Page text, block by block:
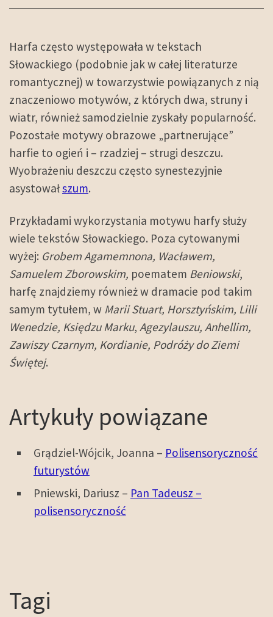
Harfa często występowała w tekstach
Słowackiego (podobnie jak w całej literaturze
romantycznej) w towarzystwie powiązanych z nią
znaczeniowo motywów, z których dwa, struny i
wiatr, również samodzielnie zyskały popularność.
Pozostałe motywy obrazowe „partnerujące”
harfie to ogień i – rzadziej – strugi deszczu.
Wyobrażeniu deszczu często synestezyjnie
asystowałszum.
Przykładami wykorzystania motywu harfy służy
wiele tekstów Słowackiego. Poza cytowanymi
wyżej: Grobem Agamemnona, Wacławem,
Samuelem Zborowskim, poematem Beniowski,
harfę znajdziemy również w dramacie pod takim
samym tytułem, w Marii Stuart, Horsztyńskim, Lilli
Wenedzie, Księdzu Marku, Agezylauszu, Anhellim,
Zawiszy Czarnym, Kordianie, Podróży do Ziemi
Świętej.
Artykuły powiązane
Grądziel-Wójcik, Joanna – Polisensoryczność
futurystów
Pniewski, Dariusz – Pan Tadeusz –
polisensoryczność
Tagi